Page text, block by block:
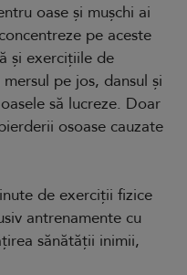
oase și mușchi ai
pe aceste
și exercițiile de
pe jos, dansul și
să lucreze. Doar
osoase cauzate
de exerciții fizice
antrenamente cu
sănătății inimii,